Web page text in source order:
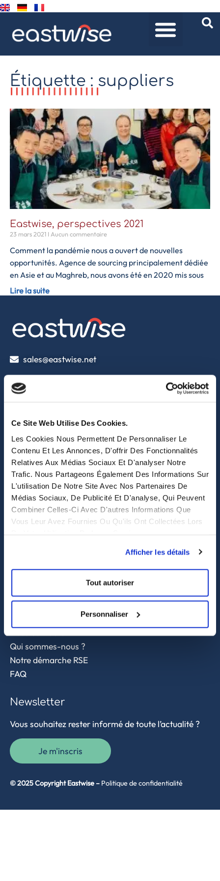
Ce Site Web Utilise Des Cookies.
Les Cookies Nous Permettent De Personnaliser Le
Contenu Et Les Annonces, D'offrir Des Fonctionnalités
Relatives Aux Médias Sociaux Et D'analyser Notre
Trafic. Nous Partageons Également Des Informations Sur
L'utilisation De Notre Site Avec Nos Partenaires De
Médias Sociaux, De Publicité Et D'analyse, Qui Peuvent
Combiner Celles-Ci Avec D'autres Informations Que
Vous Leur Avez Fournies Ou Qu'ils Ont Collectées Lors
Afficher les détails
Tout autoriser
Personnaliser
Étiquette : suppliers
Eastwise, perspectives 2021
23 mars 2021 Aucun commentaire
Comment la pandémie nous a ouvert de nouvelles
opportunités. Agence de sourcing principalement dédiée
en Asie et au Maghreb, nous avons été en 2020 mis sous
Lire la suite
sales@eastwise.net
(+852) 3621 0156
eastwise
Purchasing solutions
Procurement solutions
End-to-End Supply Partner
Contrôle qualité
Supply chain et approvisionnement
Qui sommes-nous ?
Notre démarche RSE
FAQ
Newsletter
Vous souhaitez rester informé de toute l’actualité ?
Je m'inscris
© 2025 Copyright Eastwise – Politique de confidentialité